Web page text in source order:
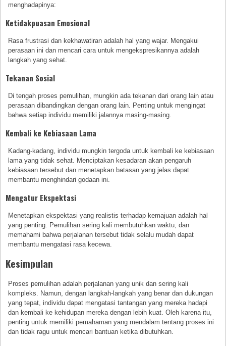
menghadapinya:
Ketidakpuasan Emosional
Rasa frustrasi dan kekhawatiran adalah hal yang wajar. Mengakui
perasaan ini dan mencari cara untuk mengekspresikannya adalah
langkah yang sehat.
Tekanan Sosial
Di tengah proses pemulihan, mungkin ada tekanan dari orang lain atau
perasaan dibandingkan dengan orang lain. Penting untuk mengingat
bahwa setiap individu memiliki jalannya masing-masing.
Kembali ke Kebiasaan Lama
Kadang-kadang, individu mungkin tergoda untuk kembali ke kebiasaan
lama yang tidak sehat. Menciptakan kesadaran akan pengaruh
kebiasaan tersebut dan menetapkan batasan yang jelas dapat
membantu menghindari godaan ini.
Mengatur Ekspektasi
Menetapkan ekspektasi yang realistis terhadap kemajuan adalah hal
yang penting. Pemulihan sering kali membutuhkan waktu, dan
memahami bahwa perjalanan tersebut tidak selalu mudah dapat
membantu mengatasi rasa kecewa.
Kesimpulan
Proses pemulihan adalah perjalanan yang unik dan sering kali
kompleks. Namun, dengan langkah-langkah yang benar dan dukungan
yang tepat, individu dapat mengatasi tantangan yang mereka hadapi
dan kembali ke kehidupan mereka dengan lebih kuat. Oleh karena itu,
penting untuk memiliki pemahaman yang mendalam tentang proses ini
dan tidak ragu untuk mencari bantuan ketika dibutuhkan.